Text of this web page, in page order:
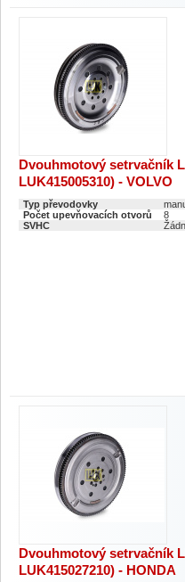
Dvouhmotový setrvačník
LUK415005310) - VOLVO
Typ převodovky
Počet upevňovacích otvorů
8
SVHC
Dvouhmotový setrvačník
LUK415027210) - HONDA